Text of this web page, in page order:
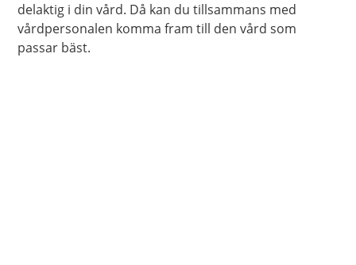
delaktig i din vård. Då kan du tillsammans med
vårdpersonalen komma fram till den vård som
passar bäst.